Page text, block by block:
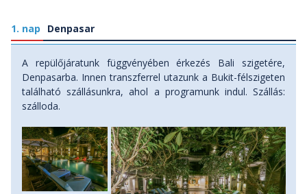
hőmérsékletű türkizkék vízben vagy csak egy jó könyv
társaságában élvezhetjük a trópusi napsütést. S mivel Bali
a spiritualitásáról is világhíres, Ubudban, Bali spirituális és
kulturális központjában kipróbálhatjuk a meditációt, jógát,
vagy éppen egy masszázs segítségével töltődhetünk fel.
tévedsz sokat, de mi mégis egy picit arrébb invitálunk. Oda,
ahova a turizmus még épp csak betette a lábát, ahol az
infrastruktúra nehezen követi az igényeket. Bali
"kistestvérén", Nusa Penidán, csodás eldugott tengerparti
öblöket találunk a meredek sziklafalak ölelésében,
1. nap Denpasar
A repülőjáratunk függvényében érkezés Bali szigetére,
Denpasarba. Innen transzferrel utazunk a Bukit-félszigeten
található szállásunkra, ahol a programunk indul. Szállás:
szálloda.